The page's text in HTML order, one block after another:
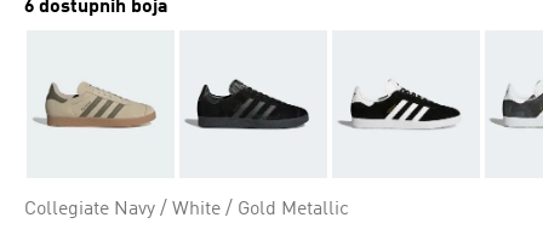
6 dostupnih boja
Collegiate Navy / White / Gold Metallic